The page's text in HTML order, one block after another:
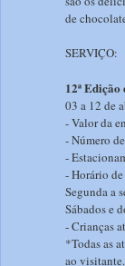
de
SERVIÇO:
12ª
03 a 12 de
- Valor da
- Número
-
- Horário
Segunda a
Sábados e
- Crianças
*Todas as
ao visitante.